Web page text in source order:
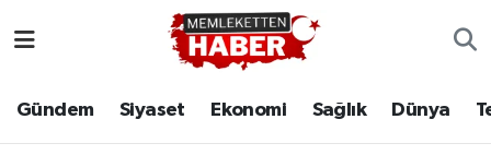
Gündem Siyaset Ekonomi Sağlık Dünya